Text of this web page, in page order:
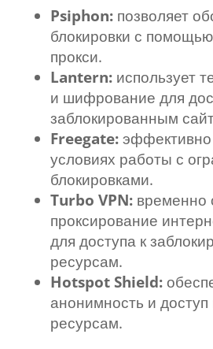
Psiphon:позволяет
блокировки с помощью
прокси.
Lantern:использует
и шифрование для
заблокированным
Freegate:эффективно
условиях работы с
блокировками.
Turbo VPN:временно
проксирование
для доступа к
ресурсам.
Hotspot Shield:
анонимность и
ресурсам.